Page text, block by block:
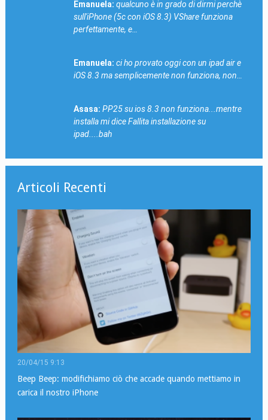
Emanuela: qualcuno è in grado di dirmi perchè
sull'iPhone (5c con iOS 8.3) VShare funziona
perfettamente, e…
Emanuela: ci ho provato oggi con un ipad air e
iOS 8.3 ma semplicemente non funziona, non…
Asasa: PP25 su ios 8.3 non funziona...mentre
installa mi dice Fallita installazione su
ipad....bah
Articoli Recenti
20/04/15 9:13
Beep Beep: modifichiamo ciò che accade quando mettiamo in
carica il nostro iPhone